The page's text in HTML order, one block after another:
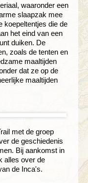
waaronder een
slaapzak mee
koepeltentjes die de
het eind van een
duiken. De
zoals de tenten en
maaltijden
dat ze op de
maaltijden
met de groep
de geschiedenis
Bij aankomst in
alles over de
de Inca's.